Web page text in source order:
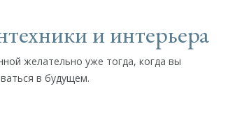
и интерьера
желательно уже тогда, когда вы
в будущем.